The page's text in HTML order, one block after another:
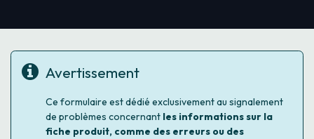
Avertissement
Ce formulaire est dédié exclusivement au signalement
de problèmes concernant les informations sur la
fiche produit, comme des erreurs ou des